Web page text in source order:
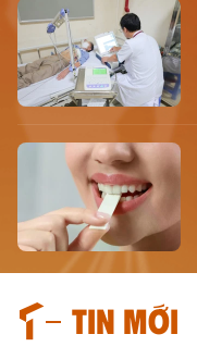
Tin mới